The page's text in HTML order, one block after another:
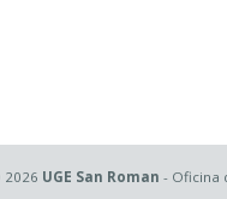
UGE San Roman - Oficina